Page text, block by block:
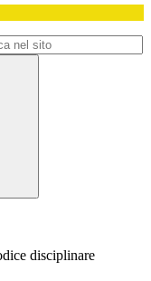
disciplinare